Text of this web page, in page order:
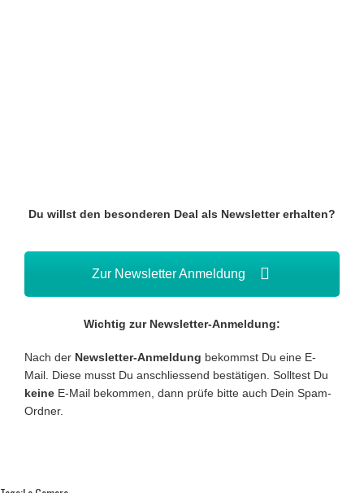
Du willst den besonderen Deal als Newsletter erhalten?
Zur Newsletter Anmeldung
Wichtig zur Newsletter-Anmeldung:
Nach der Newsletter-Anmeldung bekommst Du eine E-
Mail. Diese musst Du anschliessend bestätigen. Solltest Du
keine E-Mail bekommen, dann prüfe bitte auch Dein Spam-
Ordner.